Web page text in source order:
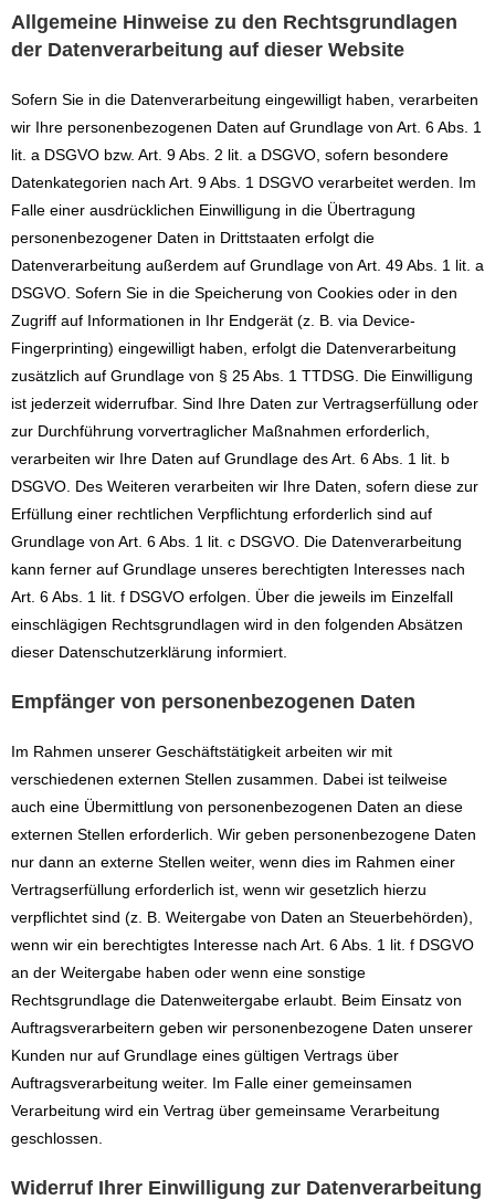
Allgemeine Hinweise zu den Rechtsgrundlagen
der Datenverarbeitung auf dieser Website
Sofern Sie in die Datenverarbeitung eingewilligt haben, verarbeiten
wir Ihre personenbezogenen Daten auf Grundlage von Art. 6 Abs. 1
lit. a DSGVO bzw. Art. 9 Abs. 2 lit. a DSGVO, sofern besondere
Datenkategorien nach Art. 9 Abs. 1 DSGVO verarbeitet werden. Im
Falle einer ausdrücklichen Einwilligung in die Übertragung
personenbezogener Daten in Drittstaaten erfolgt die
Datenverarbeitung außerdem auf Grundlage von Art. 49 Abs. 1 lit. a
DSGVO. Sofern Sie in die Speicherung von Cookies oder in den
Zugriff auf Informationen in Ihr Endgerät (z. B. via Device-
Fingerprinting) eingewilligt haben, erfolgt die Datenverarbeitung
zusätzlich auf Grundlage von § 25 Abs. 1 TTDSG. Die Einwilligung
ist jederzeit widerrufbar. Sind Ihre Daten zur Vertragserfüllung oder
zur Durchführung vorvertraglicher Maßnahmen erforderlich,
verarbeiten wir Ihre Daten auf Grundlage des Art. 6 Abs. 1 lit. b
DSGVO. Des Weiteren verarbeiten wir Ihre Daten, sofern diese zur
Erfüllung einer rechtlichen Verpflichtung erforderlich sind auf
Grundlage von Art. 6 Abs. 1 lit. c DSGVO. Die Datenverarbeitung
kann ferner auf Grundlage unseres berechtigten Interesses nach
Art. 6 Abs. 1 lit. f DSGVO erfolgen. Über die jeweils im Einzelfall
einschlägigen Rechtsgrundlagen wird in den folgenden Absätzen
dieser Datenschutzerklärung informiert.
Empfänger von personenbezogenen Daten
Im Rahmen unserer Geschäftstätigkeit arbeiten wir mit
verschiedenen externen Stellen zusammen. Dabei ist teilweise
auch eine Übermittlung von personenbezogenen Daten an diese
externen Stellen erforderlich. Wir geben personenbezogene Daten
nur dann an externe Stellen weiter, wenn dies im Rahmen einer
Vertragserfüllung erforderlich ist, wenn wir gesetzlich hierzu
verpflichtet sind (z. B. Weitergabe von Daten an Steuerbehörden),
wenn wir ein berechtigtes Interesse nach Art. 6 Abs. 1 lit. f DSGVO
an der Weitergabe haben oder wenn eine sonstige
Rechtsgrundlage die Datenweitergabe erlaubt. Beim Einsatz von
Auftragsverarbeitern geben wir personenbezogene Daten unserer
Kunden nur auf Grundlage eines gültigen Vertrags über
Auftragsverarbeitung weiter. Im Falle einer gemeinsamen
Verarbeitung wird ein Vertrag über gemeinsame Verarbeitung
geschlossen.
Widerruf Ihrer Einwilligung zur Datenverarbeitung